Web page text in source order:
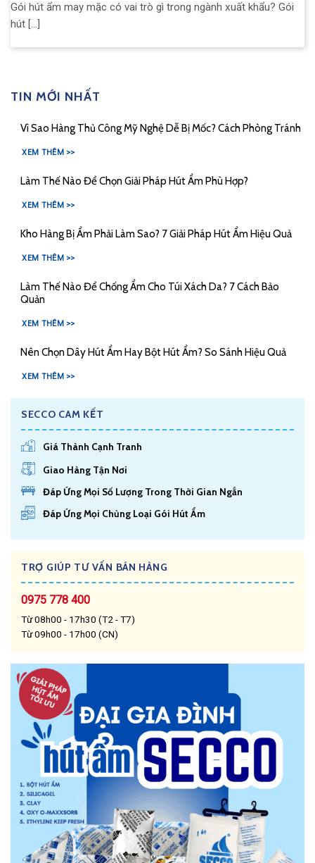
Gói hút ẩm may mặc có vai trò gì trong ngành xuất khẩu? Gói
hút [...]
TIN MỚI NHẤT
Vì Sao Hàng Thủ Công Mỹ Nghệ Dễ Bị Mốc? Cách Phòng Tránh
XEM THÊM >>
Làm Thế Nào Để Chọn Giải Pháp Hút Ẩm Phù Hợp?
XEM THÊM >>
Kho Hàng Bị Ẩm Phải Làm Sao? 7 Giải Pháp Hút Ẩm Hiệu Quả
XEM THÊM >>
Làm Thế Nào Để Chống Ẩm Cho Túi Xách Da? 7 Cách Bảo
Quản
XEM THÊM >>
Nên Chọn Dây Hút Ẩm Hay Bột Hút Ẩm? So Sánh Hiệu Quả
XEM THÊM >>
SECCO CAM KẾT
Giá Thành Cạnh Tranh
Giao Hàng Tận Nơi
Đáp Ứng Mọi Số Lượng Trong Thời Gian Ngắn
Đáp Ứng Mọi Chủng Loại Gói Hút Ẩm
TRỢ GIÚP TƯ VẤN BÁN HÀNG
0975 778 400
Từ 08h00 - 17h30 (T2 - T7)
Từ 09h00 - 17h00 (CN)